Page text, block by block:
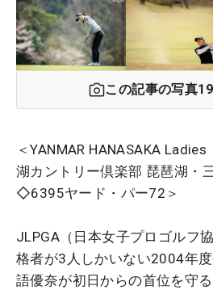
この記事の写真19
＜YANMAR HANASAKA
湖カントリー倶楽部 琵琶湖・
◇6395ヤード・パー72＞
JLPGA（日本女子プロゴルフ
格者が3人しかいない2004年
語優奈が初日からの首位を守